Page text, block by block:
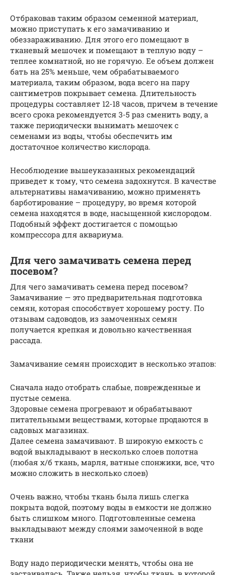
Отбраковав таким образом семенной материал,
можно приступать к его замачиванию и
обеззараживанию. Для этого его помещают в
тканевый мешочек и помещают в теплую воду –
теплее комнатной, но не горячую. Ее объем должен
бать на 25% меньше, чем обрабатываемого
материала, таким образом, вода всего на пару
сантиметров покрывает семена. Длительность
процедуры составляет 12-18 часов, причем в течение
всего срока рекомендуется 3-5 раз сменить воду, а
также периодически вынимать мешочек с
семенами из воды, чтобы обеспечить им
достаточное количество кислорода.
Несоблюдение вышеуказанных рекомендаций
приведет к тому, что семена задохнутся. В качестве
альтернативы намачиванию, можно применять
барботирование – процедуру, во время которой
семена находятся в воде, насыщенной кислородом.
Подобный эффект достигается с помощью
компрессора для аквариума.
Для чего замачивать семена перед
посевом?
Для чего замачивать семена перед посевом?
Замачивание — это предварительная подготовка
семян, которая способствует хорошему росту. По
отзывам садоводов, из замоченных семян
получается крепкая и довольно качественная
рассада.
Замачивание семян происходит в несколько этапов:
Сначала надо отобрать слабые, поврежденные и
пустые семена.
Здоровые семена прогревают и обрабатывают
питательными веществами, которые продаются в
садовых магазинах.
Далее семена замачивают. В широкую емкость с
водой выкладывают в несколько слоев полотна
(любая х/б ткань, марля, ватные спонжики, все, что
можно сложить в несколько слоев)
Очень важно, чтобы ткань была лишь слегка
покрыта водой, поэтому воды в емкости не должно
быть слишком много. Подготовленные семена
выкладывают между слоями замоченной в воде
ткани
Воду надо периодически менять, чтобы она не